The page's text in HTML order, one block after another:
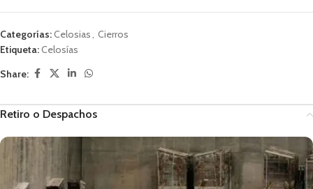
Categorías:Celosias, Cierros
Etiqueta:Celosías
Share:
Retiro o Despachos